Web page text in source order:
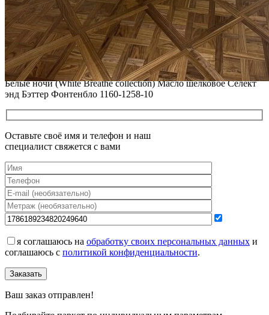
РЕСТАВРАЦИЯ НЕБОЛЬШИХ ВМЯТИН НА ПАРКЕТЕ.
ПОЛЫ, ПОКРЫТЫЕ МАСЛОМ И ТВЕРДЫМ ВОСКОМ
Читать полностью
12.01.2026
Все новости о Coswick
Модульный паркет COSWICK Дуб Белый иней (White Frost)
Белые ночи (White Breathe collection) Масло шелковое Селект
энд Бэттер Фонтенбло 1160-1258-10
Оставьте своё имя и телефон и наш
специалист свяжется с вами
я соглашаюсь на обработку своих персональных данных и
соглашаюсь с политикой конфиденциальности.
Заказать
Ваш заказ отправлен!